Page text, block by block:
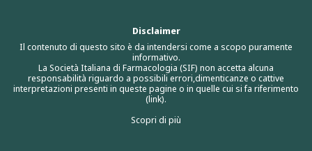
Disclaimer
Il contenuto di questo sito è da intendersi come a scopo puramente
informativo.
La Società Italiana di Farmacologia (SIF) non accetta alcuna
responsabilità riguardo a possibili errori,dimenticanze o cattive
interpretazioni presenti in queste pagine o in quelle cui si fa riferimento
(link).
Scopri di più